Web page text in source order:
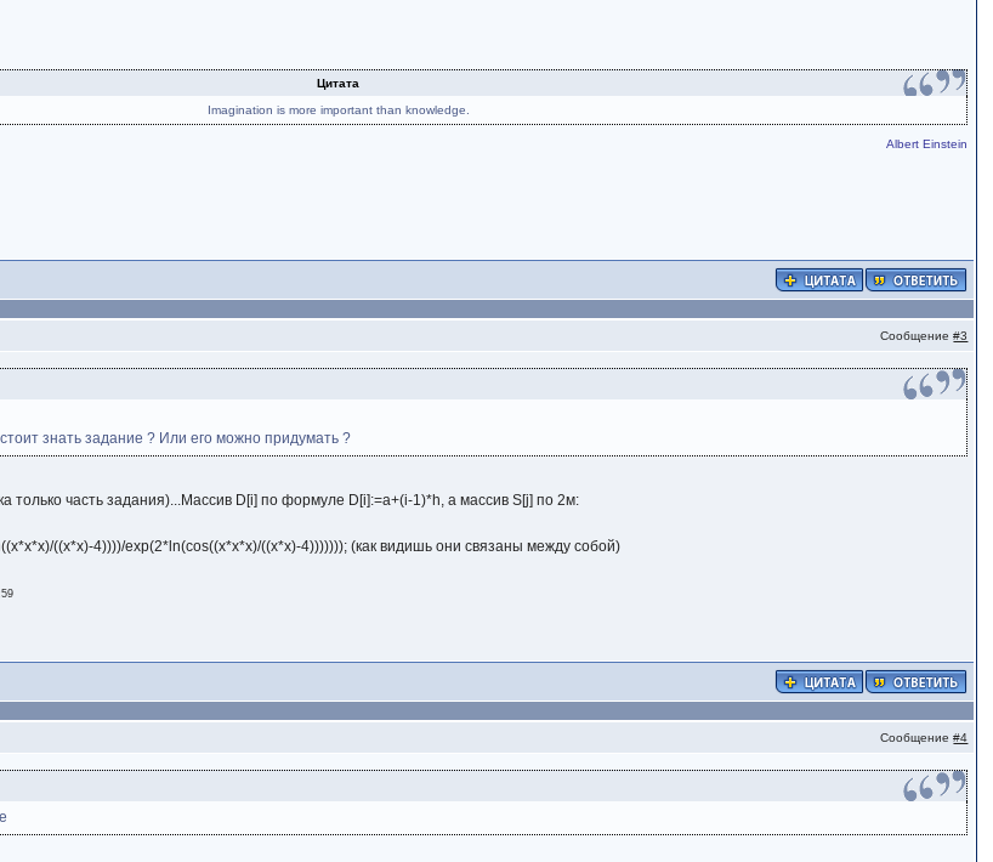
Цитата
Imagination is more important than knowledge.
Albert Einstein
Сообщение#3
знать задание ? Или его можно придумать ?
только часть задания)...Массив D[i] по формуле D[i]:=a+(i-1)*h, а массив S[j] по 2м:
((x*x)-4))))/exp(2*ln(cos((x*x*x)/((x*x)-4))))))); (как видишь они связаны между собой)
Сообщение#4